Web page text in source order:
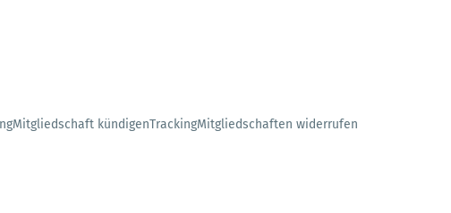
Mitgliedschaft kündigenTrackingMitgliedschaften widerrufen